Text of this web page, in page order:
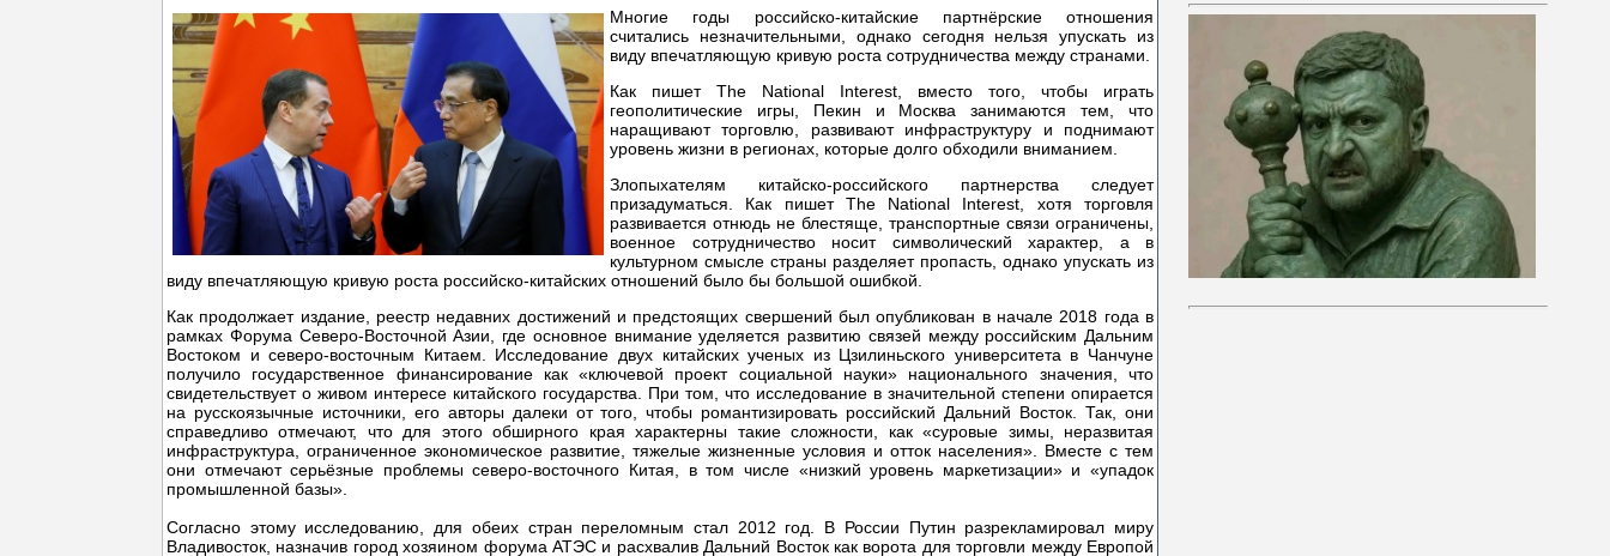
Многие годы российско-китайские партнёрские отношения
считались незначительными, однако сегодня нельзя упускать из
виду впечатляющую кривую роста сотрудничества между странами.
Как пишет The National Interest, вместо того, чтобы играть
геополитические игры, Пекин и Москва занимаются тем, что
наращивают торговлю, развивают инфраструктуру и поднимают
уровень жизни в регионах, которые долго обходили вниманием.
Злопыхателям китайско-российского партнерства следует
призадуматься. Как пишет The National Interest, хотя торговля
развивается отнюдь не блестяще, транспортные связи ограничены,
военное сотрудничество носит символический характер, а в
культурном смысле страны разделяет пропасть, однако упускать из
виду впечатляющую кривую роста российско-китайских отношений было бы большой ошибкой.
Как продолжает издание, реестр недавних достижений и предстоящих свершений был опубликован в начале 2018 года в
рамках Форума Северо-Восточной Азии, где основное внимание уделяется развитию связей между российским Дальним
Востоком и северо-восточным Китаем. Исследование двух китайских ученых из Цзилиньского университета в Чанчуне
получило государственное финансирование как «ключевой проект социальной науки» национального значения, что
свидетельствует о живом интересе китайского государства. При том, что исследование в значительной степени опирается
на русскоязычные источники, его авторы далеки от того, чтобы романтизировать российский Дальний Восток. Так, они
справедливо отмечают, что для этого обширного края характерны такие сложности, как «суровые зимы, неразвитая
инфраструктура, ограниченное экономическое развитие, тяжелые жизненные условия и отток населения». Вместе с тем
они отмечают серьёзные проблемы северо-восточного Китая, в том числе «низкий уровень маркетизации» и «упадок
промышленной базы».
Согласно этому исследованию, для обеих стран переломным стал 2012 год. В России Путин разрекламировал миру
Владивосток, назначив город хозяином форума АТЭС и расхвалив Дальний Восток как ворота для торговли между Европой